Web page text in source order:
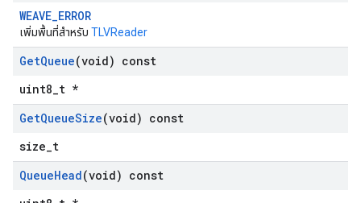
WEAVE_ERROR
เพิ่มพื้นที่สำหรับ TLVReader
GetQueue(void) const
uint8_t *
GetQueueSize(void) const
size_t
QueueHead(void) const